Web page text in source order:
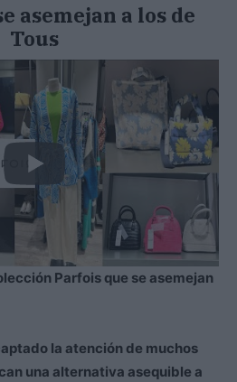
asemejan a los de
Tous
Parfois que se asemejan
la atención de muchos
una alternativa asequible a